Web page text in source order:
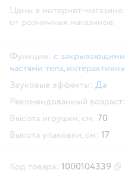
Цены в интернет-магазине
от розничных магазинов.
Функции: с
частями тела,
Звуковые эффекты: Да
Рекомендованный возраст:
Высота игрушки, см: 70
Высота упаковки, см: 17
Код товара: 1000104339